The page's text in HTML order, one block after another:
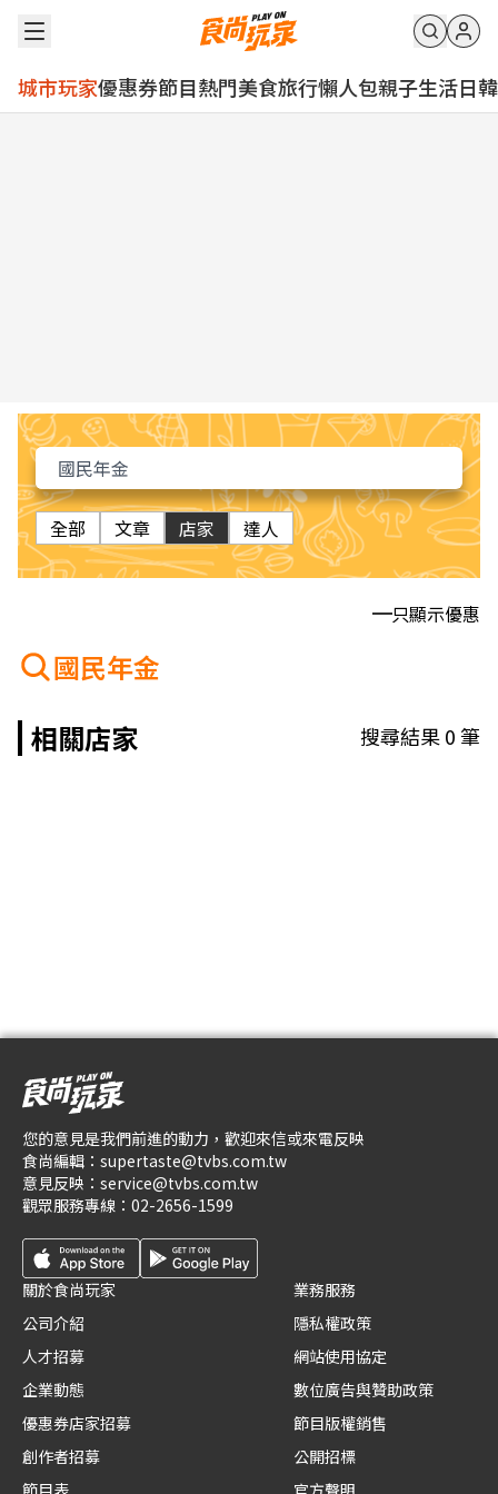
城市玩家優惠券節目熱門美食旅行懶人包親子生活日韓
全部 文章 店家 達人
只顯示優惠
國民年金
相關店家
搜尋結果0筆
您的意見是我們前進的動力，歡迎來信或來電反映
食尚編輯： supertaste@tvbs.com.tw
意見反映： service@tvbs.com.tw
觀眾服務專線： 02-2656-1599
關於食尚玩家
公司介紹
人才招募
企業動態
優惠券店家招募
創作者招募
節目表
業務服務
隱私權政策
網站使用協定
數位廣告與贊助政策
節目版權銷售
公開招標
官方聲明